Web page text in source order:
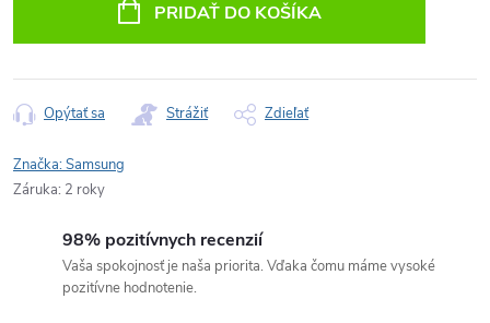
PRIDAŤ DO KOŠÍKA
Opýtať sa Strážiť Zdieľať
Značka:Samsung
Záruka: 2 roky
98% pozitívnych recenzií
Vaša spokojnosť je naša priorita. Vďaka čomu máme vysoké
pozitívne hodnotenie.